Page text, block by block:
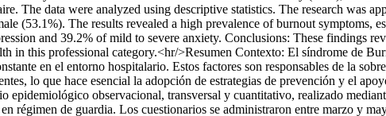
The data were analyzed using descriptive statistics. The research was
(53.1%). The results revealed a high prevalence of burnout symptoms,
and 39.2% of mild to severe anxiety. Conclusions: These findings
in this professional category.<hr/>Resumen Contexto: El síndrome de
en el entorno hospitalario. Estos factores son responsables de la
lo que hace esencial la adopción de estrategias de prevención y el
epidemiológico observacional, transversal y cuantitativo, realizado
régimen de guardia. Los cuestionarios se administraron entre marzo y